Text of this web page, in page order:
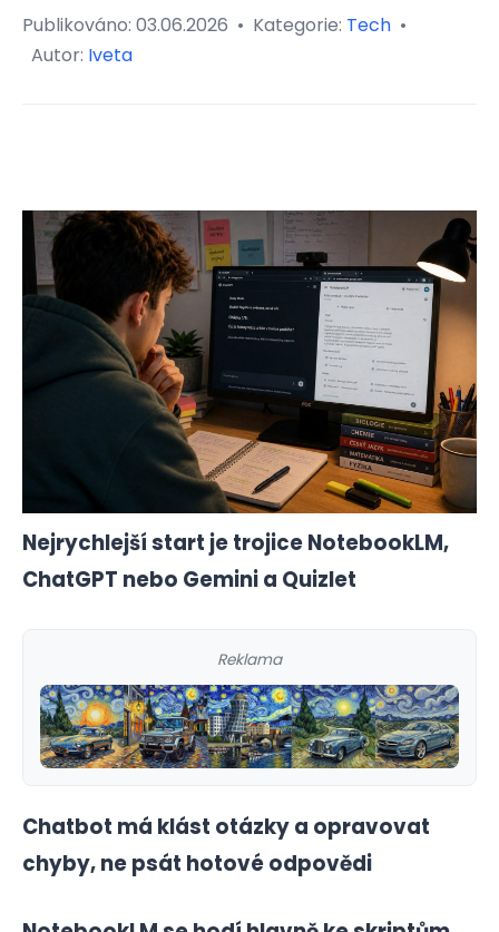
Publikováno: 03.06.2026 • Kategorie: Tech •
Autor: Iveta
Nejrychlejší start je trojice NotebookLM,
ChatGPT nebo Gemini a Quizlet
Reklama
Chatbot má klást otázky a opravovat
chyby, ne psát hotové odpovědi